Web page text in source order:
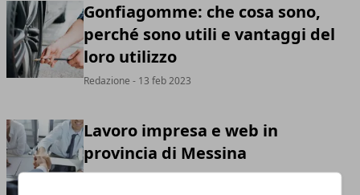
Gonfiagomme: che cosa sono,
perché sono utili e vantaggi del
loro utilizzo
Redazione - 13 feb 2023
Lavoro impresa e web in
provincia di Messina
Redazione- 01 lug 2015